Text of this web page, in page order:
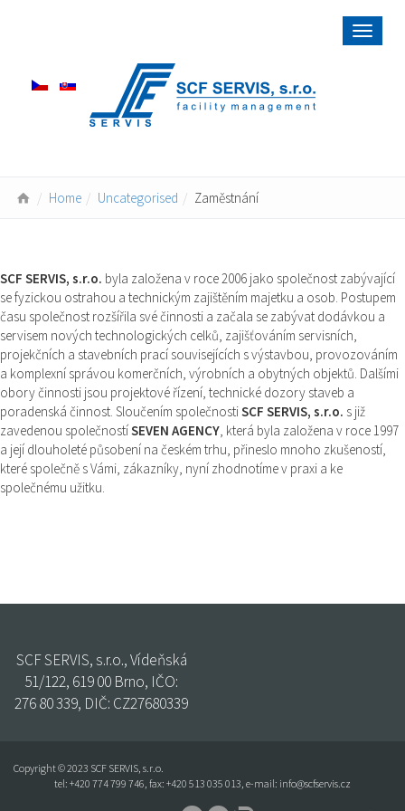
Home Uncategorised Zaměstnání
SCF SERVIS, s.r.o. byla založena v roce 2006 jako společnost zabývající
se fyzickou ostrahou a technickým zajištěním majetku a osob. Postupem
času společnost rozšířila své činnosti a začala se zabývat dodávkou a
servisem nových technologických celků, zajišťováním servisních,
projekčních a stavebních prací souvisejících s výstavbou, provozováním
a komplexní správou komerčních, výrobních a obytných objektů. Dalšími
obory činnosti jsou projektové řízení, technické dozory staveb a
poradenská činnost. Sloučením společnostiSCF SERVIS, s.r.o. s již
zavedenou společnostíSEVEN AGENCY, která byla založena v roce 1997
a její dlouholeté působení na českém trhu, přineslo mnoho zkušeností,
které společně s Vámi, zákazníky, nyní zhodnotíme v praxi a ke
společnému užitku.
SCF SERVIS, s.r.o., Vídeňská
51/122, 619 00 Brno, IČO:
276 80 339, DIČ: CZ27680339
Copyright © 2023 SCF SERVIS, s.r.o.
tel: +420 774 799 746, fax: +420 513 035 013, e-mail: info@scfservis.cz
Toggle